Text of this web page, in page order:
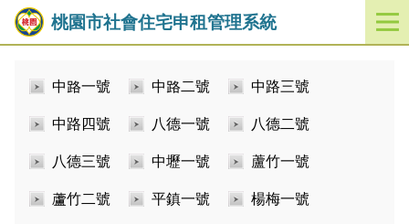
桃園市社會住宅申租管理系統
開
啟
中路一號 中路二號 中路三號
中路四號 八德一號 八德二號
八德三號 中壢一號 蘆竹一號
蘆竹二號 平鎮一號 楊梅一號